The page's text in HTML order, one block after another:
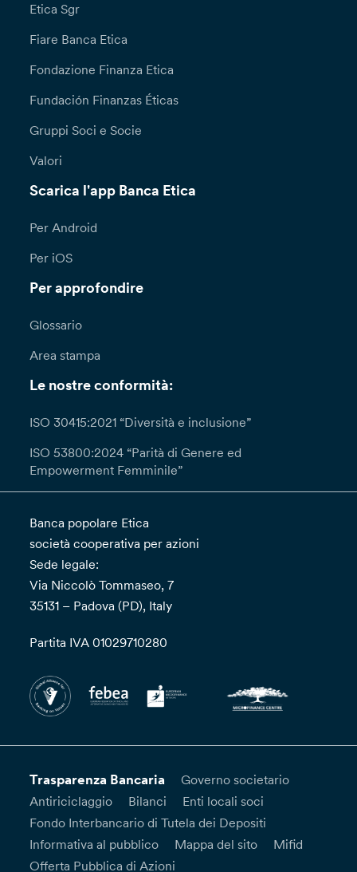
Etica Sgr
Fiare Banca Etica
Fondazione Finanza Etica
Fundación Finanzas Éticas
Gruppi Soci e Socie
Valori
Scarica l'app Banca Etica
Per Android
Per iOS
Per approfondire
Glossario
Area stampa
Le nostre conformità:
ISO 30415:2021 “Diversità e inclusione”
ISO 53800:2024 “Parità di Genere ed
Empowerment Femminile”
Banca popolare Etica
società cooperativa per azioni
Sede legale:
Via Niccolò Tommaseo, 7
35131 – Padova (PD), Italy
Partita IVA 01029710280
Trasparenza Bancaria
Governo societario
Antiriciclaggio
Bilanci
Enti locali soci
Fondo Interbancario di Tutela dei Depositi
Informativa al pubblico
Mappa del sito
Mifid
Offerta Pubblica di Azioni